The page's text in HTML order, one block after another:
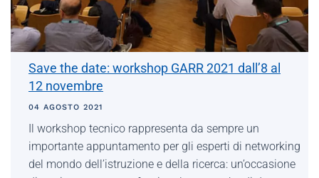
Save the date: workshop GARR 2021 dall’8 al
12 novembre
04 AGOSTO 2021
Il workshop tecnico rappresenta da sempre un
importante appuntamento per gli esperti di networking
del mondo dell’istruzione e della ricerca: un’occasione